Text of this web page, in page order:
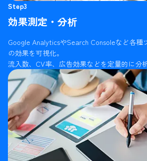
Step3
効果測定・分析
Google AnalyticsやSearch Consoleなど各種
の効果を可視化。
流入数、CV率、広告効果などを定量的に分